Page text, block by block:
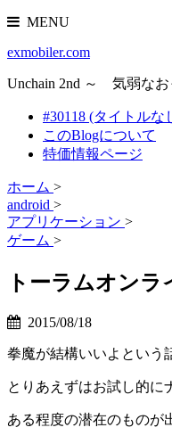
MENU
exmobiler.com
Unchain 2nd ～ 気弱な
#30118 (タイトルな
このBlogについて
特価情報ページ
ホーム >
android >
アプリケーション >
ゲーム >
トーラムオン
2015/08/18
拳魔が結構いいよという
とりあえずはお試し的に
ある程度の潜在のものが